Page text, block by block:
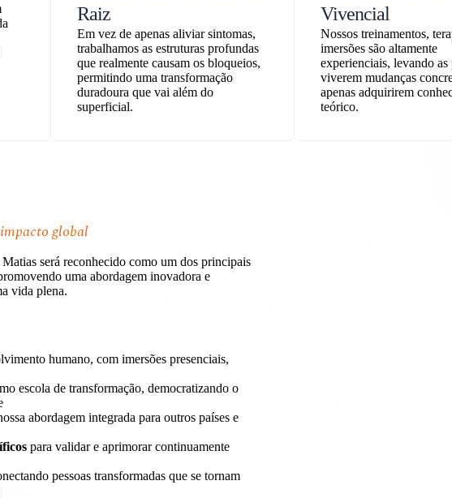
Raiz
Em vez de apenas aliviar sintomas,
trabalhamos as estruturas profundas
que realmente causam os bloqueios,
permitindo uma transformação
duradoura que vai além do
superficial.
Vivencial
Nossos treinamentos,
imersões são altamente
experienciais, levando as
viverem mudanças
apenas adquirirem
teórico.
impacto global
será reconhecido como um dos principais
uma abordagem inovadora e
vida plena.
humano, com imersões presenciais,
escola de transformação, democratizando o
abordagem integrada para outros países e
para validar e aprimorar continuamente
pessoas transformadas que se tornam